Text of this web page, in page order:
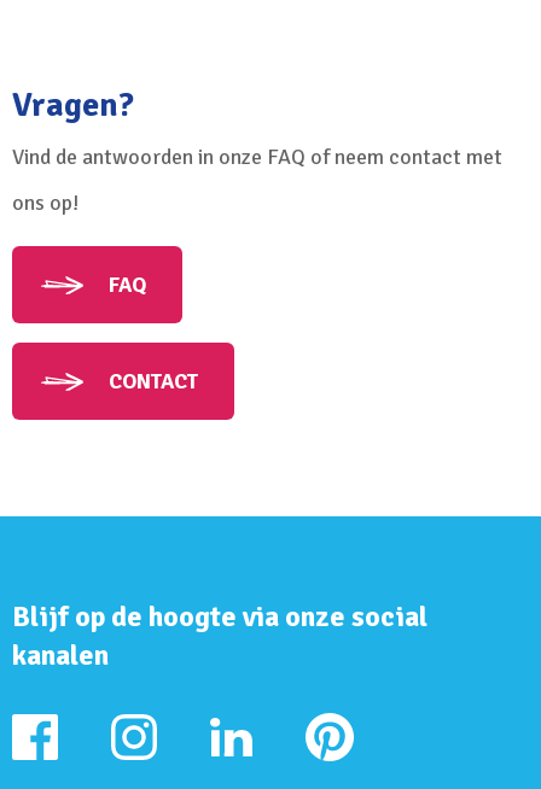
Vragen?
Vind de antwoorden in onze FAQ of neem contact met
ons op!
FAQ
CONTACT
Blijf op de hoogte via onze social
kanalen